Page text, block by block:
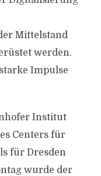
Mittelstand
werden.
Impulse
Institut
Centers für
für Dresden
wurde der